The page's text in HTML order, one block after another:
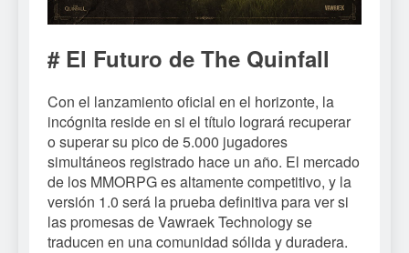
# El Futuro de The Quinfall
Con el lanzamiento oficial en el horizonte, la
incógnita reside en si el título logrará recuperar
o superar su pico de 5.000 jugadores
simultáneos registrado hace un año. El mercado
de los MMORPG es altamente competitivo, y la
versión 1.0 será la prueba definitiva para ver si
las promesas de Vawraek Technology se
traducen en una comunidad sólida y duradera.